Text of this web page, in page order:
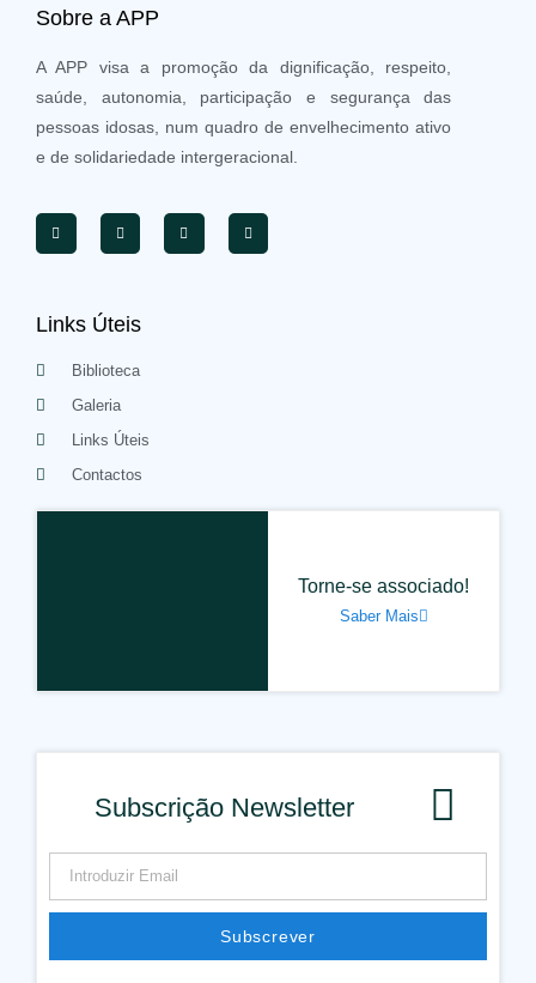
Sobre a APP
A APP visa a promoção da dignificação, respeito,
saúde, autonomia, participação e segurança das
pessoas idosas, num quadro de envelhecimento ativo
e de solidariedade intergeracional.
Links Úteis
Biblioteca
Galeria
Links Úteis
Contactos
Torne-se associado!
Saber Mais
Subscrição Newsletter
Subscrever